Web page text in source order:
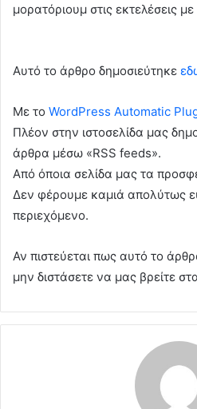
μορατόριουμ στις εκτελέσεις
Αυτό το άρθρο δημοσιεύτηκε
Με το WordPress Automatic
Πλέον στην ιστοσελίδα μας
άρθρα μέσω «RSS feeds».
Από όποια σελίδα μας τα
Δεν φέρουμε καμιά απολύτως
περιεχόμενο.
Αν πιστεύεται πως αυτό το
μην διστάσετε να μας βρείτε